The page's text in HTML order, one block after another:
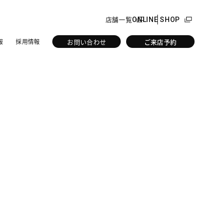
店舗一覧ONLINE SHOP
採用情報 お問い合わせ ご来店予約